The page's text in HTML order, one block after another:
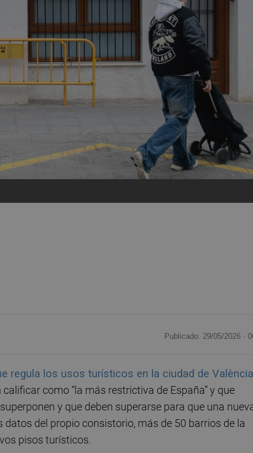
Publicado: 29/05/2026 ·
regula los usos turísticos en la ciudad de València
como “la más restrictiva de España” y que
y que deben superarse para que una
del propio consistorio, más de 50 barrios de la
pisos turísticos.